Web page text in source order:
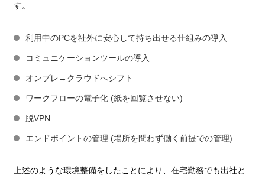
す。
利用中のPCを社外に安心して持ち出せる仕組みの導入
コミュニケーションツールの導入
オンプレ→クラウドへシフト
ワークフローの電子化 (紙を回覧させない)
脱VPN
エンドポイントの管理 (場所を問わず働く前提での管理)
上述のような環境整備をしたことにより、在宅勤務でも出社と